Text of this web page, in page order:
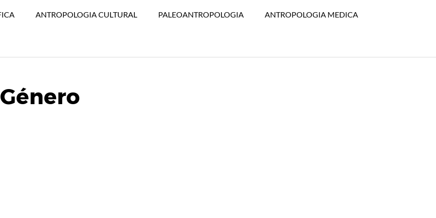
ANTROPOLOGIA CULTURAL PALEOANTROPOLOGIA ANTROPOLOGIA MEDICA